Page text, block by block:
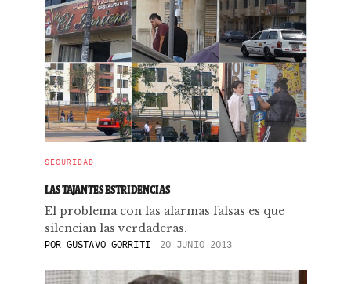
SEGURIDAD
LAS TAJANTES ESTRIDENCIAS
El problema con las alarmas falsas es que
silencian las verdaderas.
POR GUSTAVO GORRITI 20 JUNIO 2013